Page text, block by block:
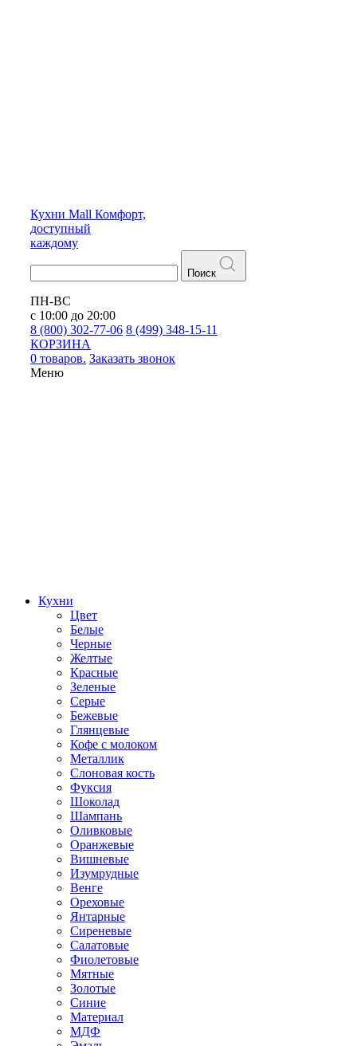
Кухни Mall Комфорт,
доступный
каждому
Поиск
ПН-ВС
с 10:00 до 20:00
8 (800) 302-77-06 8 (499) 348-15-11
КОРЗИНА
0 товаров. Заказать звонок
Меню
Кухни
Цвет
Белые
Черные
Желтые
Красные
Зеленые
Серые
Бежевые
Глянцевые
Кофе с молоком
Металлик
Слоновая кость
Фуксия
Шоколад
Шампань
Оливковые
Оранжевые
Вишневые
Изумрудные
Венге
Ореховые
Янтарные
Сиреневые
Салатовые
Фиолетовые
Мятные
Золотые
Синие
Материал
МДФ